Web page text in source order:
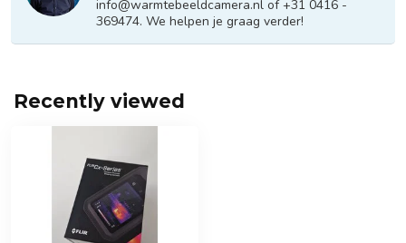
info@warmtebeeldcamera.nl of +31 0416 -
369474. We helpen je graag verder!
Recently viewed